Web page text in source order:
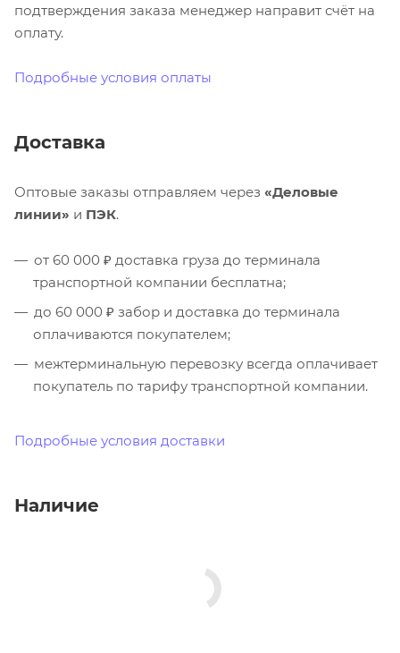
подтверждения заказа менеджер направит счёт на
оплату.
Подробные условия оплаты
Доставка
Оптовые заказы отправляем через «Деловые
линии» и ПЭК.
от 60 000 ₽ доставка груза до терминала
транспортной компании бесплатна;
до 60 000 ₽ забор и доставка до терминала
оплачиваются покупателем;
межтерминальную перевозку всегда оплачивает
покупатель по тарифу транспортной компании.
Подробные условия доставки
Наличие